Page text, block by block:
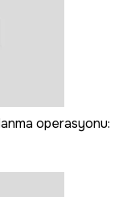
operasyonu: